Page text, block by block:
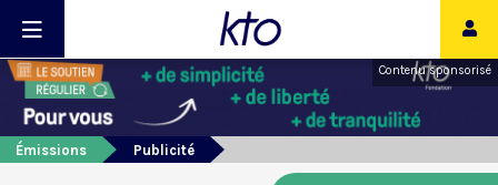
Contenu sponsorisé
Émissions Publicité